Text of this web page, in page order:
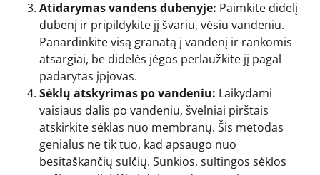
Atidarymas vandens dubenyje: Paimkite didelį
dubenį ir pripildykite jį švariu, vėsiu vandeniu.
Panardinkite visą granatą į vandenį ir rankomis
atsargiai, be didelės jėgos perlaužkite jį pagal
padarytas įpjovas.
Sėklų atskyrimas po vandeniu: Laikydami
vaisiaus dalis po vandeniu, švelniai pirštais
atskirkite sėklas nuo membranų. Šis metodas
genialus ne tik tuo, kad apsaugo nuo
besitaškančių sulčių. Sunkios, sultingos sėklos